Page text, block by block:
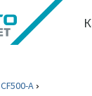
CF500-A